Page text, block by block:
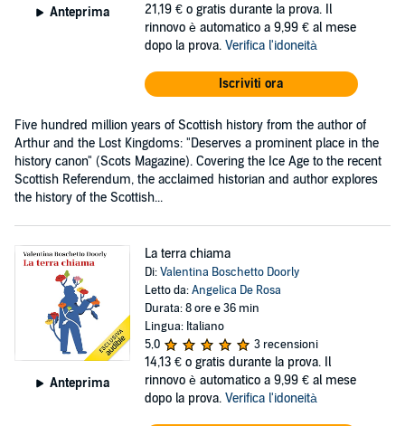
Anteprima 21,19 € o gratis durante la prova. Il
rinnovo è automatico a 9,99 € al mese
dopo la prova. Verifica l'idoneità
Iscriviti ora
Five hundred million years of Scottish history from the author of
Arthur and the Lost Kingdoms: "Deserves a prominent place in the
history canon" (Scots Magazine). Covering the Ice Age to the recent
Scottish Referendum, the acclaimed historian and author explores
the history of the Scottish...
Anteprima
La terra chiama
Di:Valentina Boschetto Doorly
Letto da:Angelica De Rosa
Durata: 8 ore e 36 min
Lingua: Italiano
5,0
3 recensioni
14,13 € o gratis durante la prova. Il
rinnovo è automatico a 9,99 € al mese
dopo la prova. Verifica l'idoneità